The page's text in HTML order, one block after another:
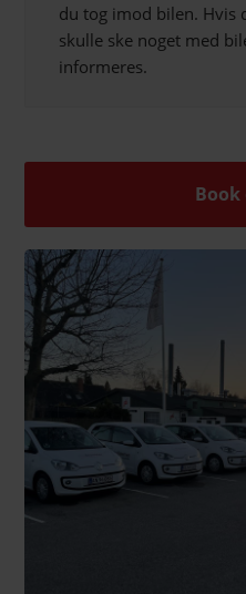
du tog imod bilen. Hvis
skulle ske noget med
informeres.